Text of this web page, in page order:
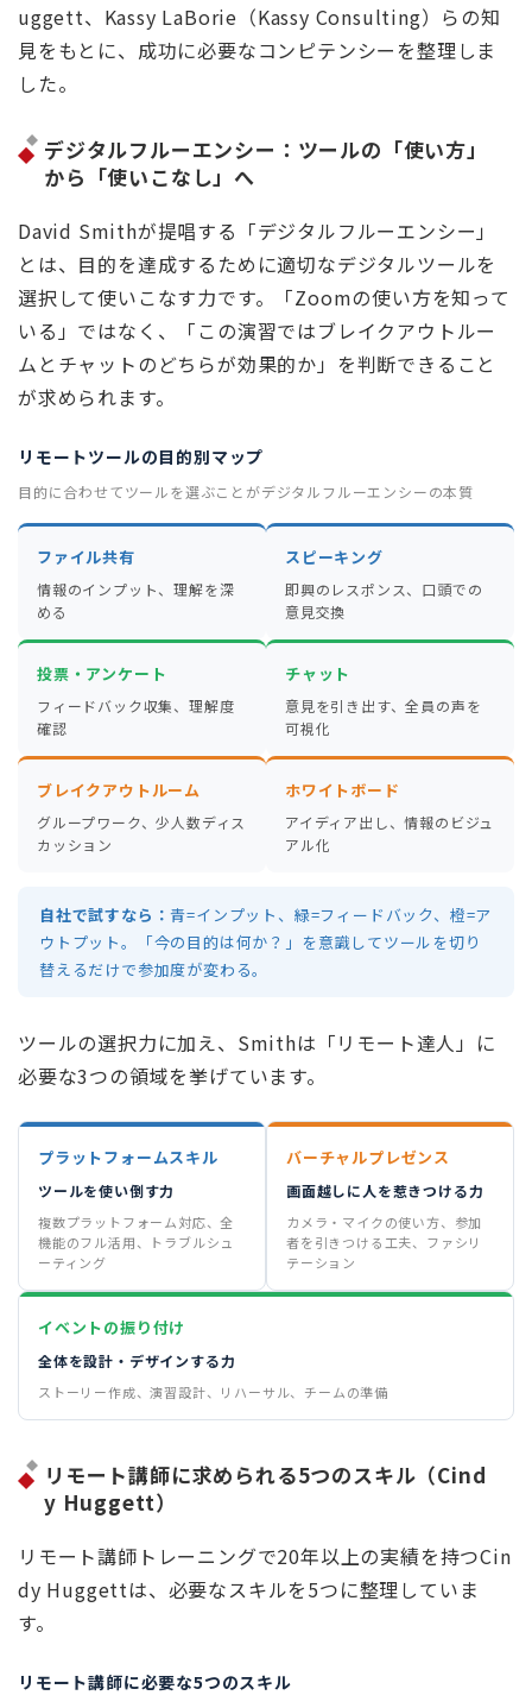
uggett、Kassy LaBorie（Kassy Consulting）らの知
見をもとに、成功に必要なコンピテンシーを整理しま
した。
デジタルフルーエンシー：ツールの「使い方」
から「使いこなし」へ
David Smithが提唱する「デジタルフルーエンシー」
とは、目的を達成するために適切なデジタルツールを
選択して使いこなす力です。「Zoomの使い方を知って
いる」ではなく、「この演習ではブレイクアウトルー
ムとチャットのどちらが効果的か」を判断できること
が求められます。
リモートツールの目的別マップ
目的に合わせてツールを選ぶことがデジタルフルーエンシーの本質
ファイル共有
情報のインプット、理解を深
める
スピーキング
即興のレスポンス、口頭での
意見交換
投票・アンケート
フィードバック収集、理解度
確認
チャット
意見を引き出す、全員の声を
可視化
ブレイクアウトルーム
グループワーク、少人数ディス
カッション
ホワイトボード
アイディア出し、情報のビジュ
アル化
自社で試すなら：青=インプット、緑=フィードバック、橙=ア
ウトプット。「今の目的は何か？」を意識してツールを切り
替えるだけで参加度が変わる。
ツールの選択力に加え、Smithは「リモート達人」に
必要な3つの領域を挙げています。
プラットフォームスキル
ツールを使い倒す力
複数プラットフォーム対応、全
機能のフル活用、トラブルシュ
ーティング
バーチャルプレゼンス
画面越しに人を惹きつける力
カメラ・マイクの使い方、参加
者を引きつける工夫、ファシリ
テーション
イベントの振り付け
全体を設計・デザインする力
ストーリー作成、演習設計、リハーサル、チームの準備
リモート講師に求められる5つのスキル（Cind
y Huggett）
リモート講師トレーニングで20年以上の実績を持つCin
dy Huggettは、必要なスキルを5つに整理していま
す。
リモート講師に必要な5つのスキル